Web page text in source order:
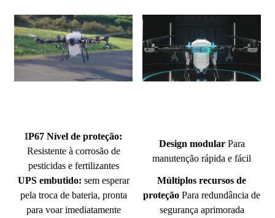
IP67 Nível de proteção:
Resistente à corrosão de
pesticidas e fertilizantes
Design modularPara
manutenção rápida e fácil
UPS embutido: sem esperar
pela troca de bateria, pronta
para voar imediatamente
Múltiplos recursos de
proteção Para redundância de
segurança aprimorada